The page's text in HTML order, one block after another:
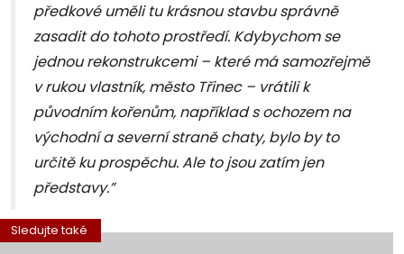
předkové uměli tu krásnou stavbu správně
zasadit do tohoto prostředí. Kdybychom se
jednou rekonstrukcemi – které má samozřejmě
v rukou vlastník, město Třinec – vrátili k
původním kořenům, například s ochozem na
východní a severní straně chaty, bylo by to
určitě ku prospěchu. Ale to jsou zatím jen
představy.”
Sledujte také